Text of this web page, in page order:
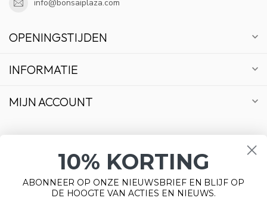
info@bonsaiplaza.com
OPENINGSTIJDEN
INFORMATIE
MIJN ACCOUNT
10% KORTING
ABONNEER OP ONZE NIEUWSBRIEF EN BLIJF OP
DE HOOGTE VAN ACTIES EN NIEUWS.